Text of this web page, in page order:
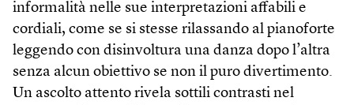
informalità nelle sue interpretazioni affabili e
cordiali, come se si stesse rilassando al pianoforte
leggendo con disinvoltura una danza dopo l’altra
senza alcun obiettivo se non il puro divertimento.
Un ascolto attento rivela sottili contrasti nel